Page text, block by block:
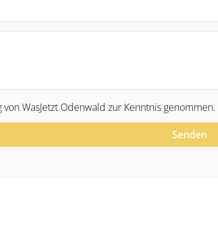
von WasJetzt Odenwald zur Kenntnis genommen.
Senden